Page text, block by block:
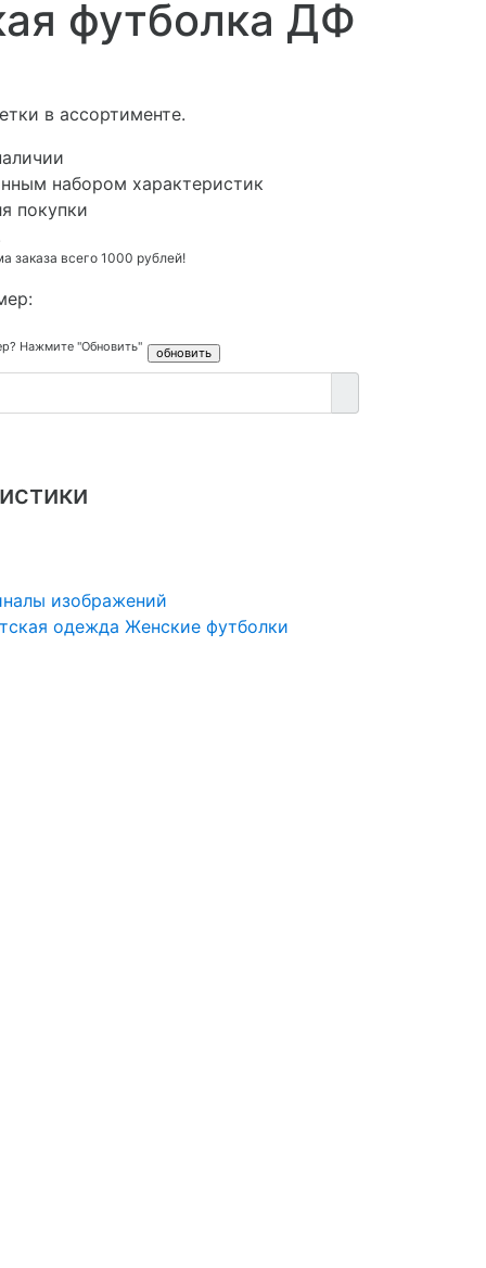
футболка ДФ
в ассортименте.
набором характеристик
покупки
заказа всего 1000 рублей!
Нажмите "Обновить"
изображений
одежда Женские футболки